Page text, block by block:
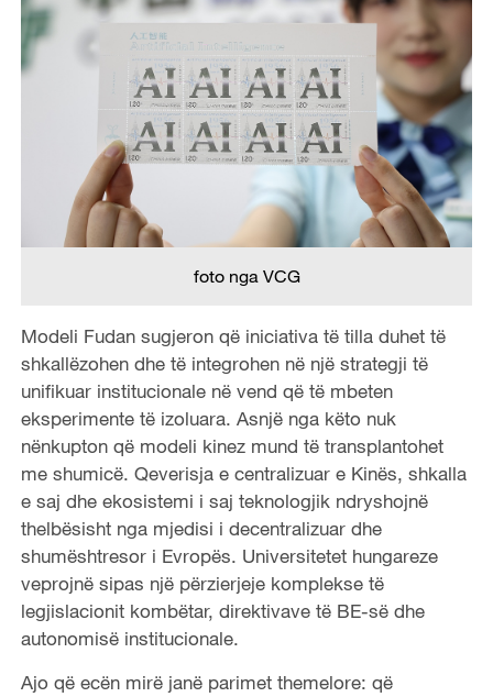
foto nga VCG
Modeli Fudan sugjeron që iniciativa të tilla duhet të
shkallëzohen dhe të integrohen në një strategji të
unifikuar institucionale në vend që të mbeten
eksperimente të izoluara. Asnjë nga këto nuk
nënkupton që modeli kinez mund të transplantohet
me shumicë. Qeverisja e centralizuar e Kinës, shkalla
e saj dhe ekosistemi i saj teknologjik ndryshojnë
thelbësisht nga mjedisi i decentralizuar dhe
shumështresor i Evropës. Universitetet hungareze
veprojnë sipas një përzierjeje komplekse të
legjislacionit kombëtar, direktivave të BE-së dhe
autonomisë institucionale.
Ajo që ecën mirë janë parimet themelore: që